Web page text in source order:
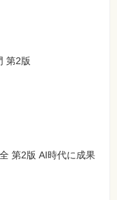
第2版
第2版 AI時代に成果